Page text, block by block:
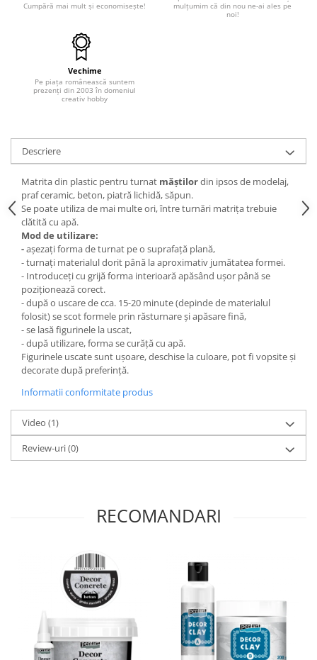
Carton/Hartie efecte speciale
Carton/Hartie Scrapbooking
Carton/Hartie unicolor
Hartie creponata
Hartie origami
Hartie reciclata/manuala
Plicuri
Carton
Rame, albume, notesuri
Masti
Forme/Figurine carton
Panglici, snururi, sarma
Dantela
Panglici craciun
Panglici decor
Snur/sfoara/fir
Sticla
Platouri
Sticlute
Ustensile, aparate
Cutter, trimmer
Perforatoare
Pistoale de lipit
Traforaj, pirogravura
Cumpără mai mult și economisește!
mulțumim că din nou ne-ai ales pe
noi!
Vechime
Pe piața românească suntem
prezenți din 2003 în domeniul
creativ hobby
Descriere
Matrita din plastic pentru turnat măștilordin ipsos de modelaj,
praf ceramic, beton, piatră lichidă, săpun.
Se poate utiliza de mai multe ori, între turnări matrița trebuie
clătită cu apă.
Mod de utilizare:
-așezați forma de turnat pe o suprafață plană,
- turnați materialul dorit până la aproximativ jumătatea formei.
- Introduceți cu grijă forma interioară apăsând ușor până se
poziționează corect.
- după o uscare de cca. 15-20 minute (depinde de materialul
folosit) se scot formele prin răsturnare și apăsare fină,
- se lasă figurinele la uscat,
- după utilizare, forma se curăță cu apă.
Figurinele uscate sunt ușoare, deschise la culoare, pot fi vopsite și
decorate după preferință.
Informatii conformitate produs
Video (1)
Review-uri(0)
RECOMANDARI